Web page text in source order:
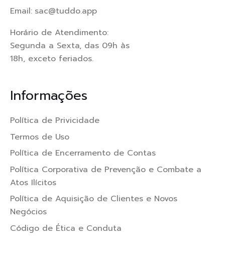
Email: sac@tuddo.app
Horário de Atendimento:
Segunda a Sexta, das 09h às
18h, exceto feriados.
Informações
Política de Privicidade
Termos de Uso
Política de Encerramento de Contas
Política Corporativa de Prevenção e Combate a
Atos Ilícitos
Política de Aquisição de Clientes e Novos
Negócios
Código de Ética e Conduta